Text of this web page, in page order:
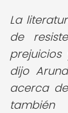
La
de
prejuicios
dijo
acerca